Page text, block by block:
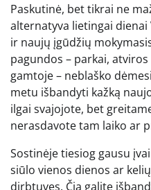
Paskutinė, bet tikrai ne
alternatyva lietingai dienai
ir naujų įgūdžių
pagundos – parkai,
gamtoje – neblaško
metu išbandyti kažką
ilgai svajojote, bet
nerasdavote tam laiko ar
Sostinėje tiesiog gausu
siūlo vienos dienos ar
dirbtuves. Čia galite